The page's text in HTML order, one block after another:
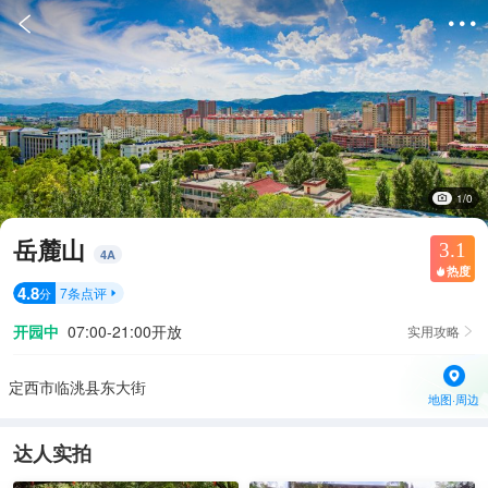
 
1/0
岳麓山 4A 3.1
 热度
4.8分 7条点评 
开园中 07:00-21:00开放 实用攻略 
定西市临洮县东大街
地图·周边
达人实拍